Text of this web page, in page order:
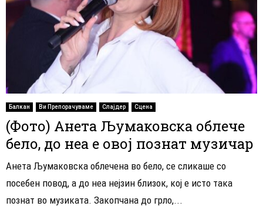
Балкан Ви Препорачуваме Слајдер Сцена
(Фото) Анета Љумаковска облече
бело, до неа е овој познат музичар
Анета Љумаковска облечена во бело, се сликаше со
посебен повод, а до неа нејзин близок, кој е исто така
познат во музиката. Закопчана до грло,...